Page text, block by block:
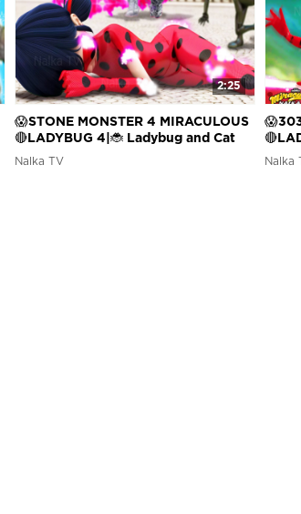
2:25
😱STONE MONSTER 4 MIRACULOUS
🔴LADYBUG 4|🐞 Ladybug and Cat
Noir/ Леди Баг(FanMade)
Nalka TV
Noir/
Nalka